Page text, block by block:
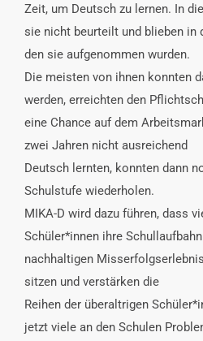
Zeit, um Deutsch zu lernen. In
sie nicht beurteilt und blieben in
den sie aufgenommen wurden.
Die meisten von ihnen konnten
werden, erreichten den
eine Chance auf dem
zwei Jahren nicht ausreichend
Deutsch lernten, konnten dann
Schulstufe wiederholen.
MIKA-D wird dazu führen, dass
Schüler*innen ihre
nachhaltigen
sitzen und verstärken die
Reihen der überaltrigen
jetzt viele an den Schulen